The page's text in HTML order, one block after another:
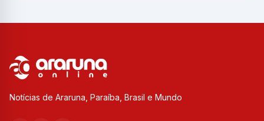
Notícias de Araruna, Paraíba, Brasil e Mundo